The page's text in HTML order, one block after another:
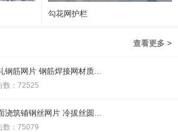
勾花网护栏
查看更多 >
钢筋网片 钢筋焊接网材质...
数：72525
浇筑铺钢丝网片 冷拔丝圆...
数：75079